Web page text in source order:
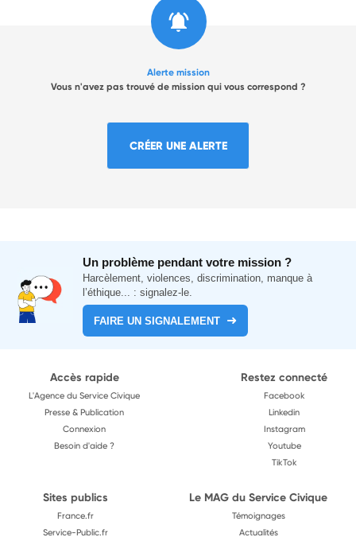
Alerte mission
Vous n'avez pas trouvé de mission qui vous correspond ?
CRÉER UNE ALERTE
Un problème pendant votre mission ?
Harcèlement, violences, discrimination, manque à
l’éthique... : signalez-le.
FAIRE UN SIGNALEMENT
Accès rapide
L'Agence du Service Civique
Presse & Publication
Connexion
Besoin d'aide ?
Restez connecté
Facebook
Linkedin
Instagram
Youtube
TikTok
Sites publics
France.fr
Service-Public.fr
Le MAG du Service Civique
Témoignages
Actualités